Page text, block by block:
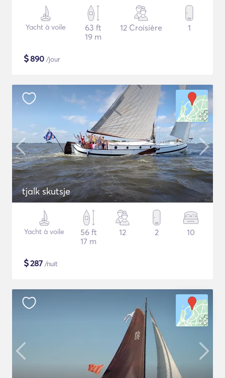
Yacht à voile
63 ft
19 m
12 Croisière 1
$890 /jour
tjalk skutsje
Yacht à voile
56 ft
17 m
12 2 10
$287 /nuit